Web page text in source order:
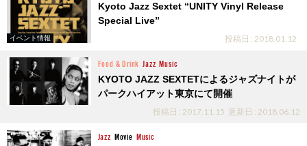
イベント情報
Kyoto Jazz Sextet “UNITY Vinyl Release
Special Live”
投稿日 : 2018.01.12
Food & Drink Jazz Music
KYOTO JAZZ SEXTETによるジャズナイトが
パークハイアット東京にて開催
投稿日 : 2017.11.15 更新日 : 2018.06.12
Jazz Movie Music